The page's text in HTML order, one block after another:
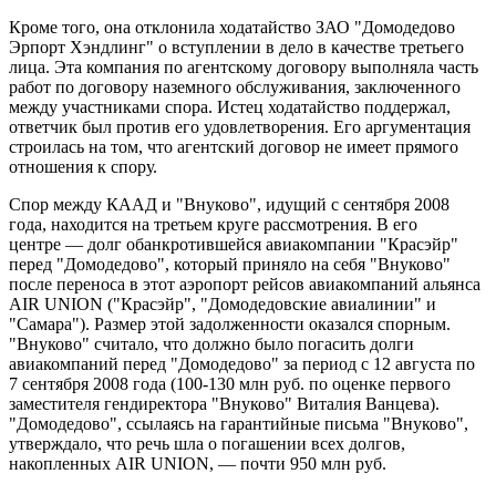
Кроме того, она отклонила ходатайство ЗАО "Домодедово
Эрпорт Хэндлинг" о вступлении в дело в качестве третьего
лица. Эта компания по агентскому договору выполняла часть
работ по договору наземного обслуживания, заключенного
между участниками спора. Истец ходатайство поддержал,
ответчик был против его удовлетворения. Его аргументация
строилась на том, что агентский договор не имеет прямого
отношения к спору.
Спор между КААД и "Внуково", идущий с сентября 2008
года, находится на третьем круге рассмотрения. В его
центре — долг обанкротившейся авиакомпании "Красэйр"
перед "Домодедово", который приняло на себя "Внуково"
после переноса в этот аэропорт рейсов авиакомпаний альянса
AIR UNION ("Красэйр", "Домодедовские авиалинии" и
"Самара"). Размер этой задолженности оказался спорным.
"Внуково" считало, что должно было погасить долги
авиакомпаний перед "Домодедово" за период с 12 августа по
7 сентября 2008 года (100-130 млн руб. по оценке первого
заместителя гендиректора "Внуково" Виталия Ванцева).
"Домодедово", ссылаясь на гарантийные письма "Внуково",
утверждало, что речь шла о погашении всех долгов,
накопленных AIR UNION, — почти 950 млн руб.